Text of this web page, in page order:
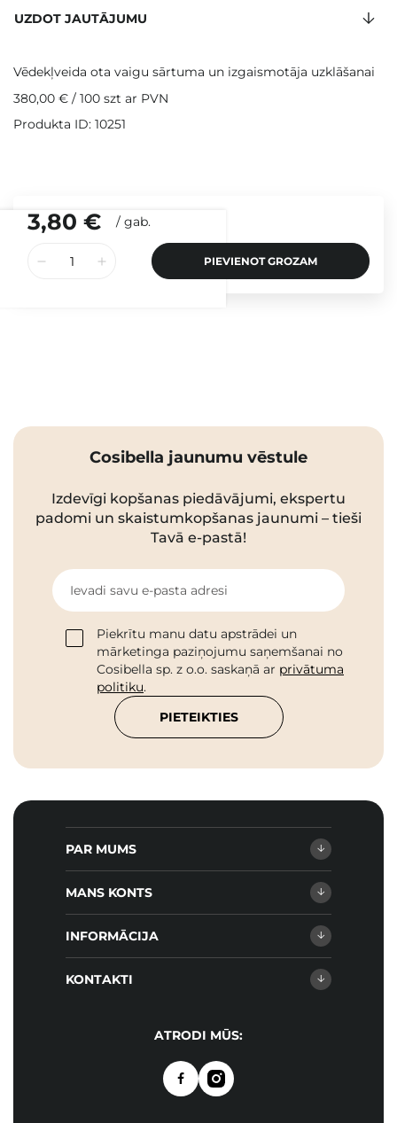
3,80 € / gab.
PIEVIENOT GROZAM
UZDOT JAUTĀJUMU
Vēdekļveida ota vaigu sārtuma un izgaismotāja uzklāšanai
380,00 € / 100 szt ar PVN
Produkta ID: 10251
Cosibella jaunumu vēstule
Izdevīgi kopšanas piedāvājumi, ekspertu
padomi un skaistumkopšanas jaunumi – tieši
Tavā e-pastā!
Ievadi savu e-pasta adresi
Piekrītu manu datu apstrādei un
mārketinga paziņojumu saņemšanai no
Cosibella sp. z o.o. saskaņā ar privātuma
politiku.
PIETEIKTIES
PAR MUMS
MANS KONTS
INFORMĀCIJA
KONTAKTI
ATRODI MŪS: